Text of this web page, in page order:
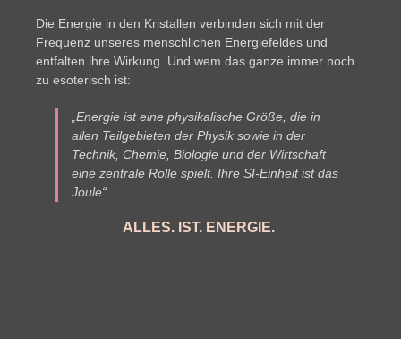
Die Energie in den Kristallen verbinden sich mit der
Frequenz unseres menschlichen Energiefeldes und
entfalten ihre Wirkung. Und wem das ganze immer noch
zu esoterisch ist:
„Energie ist eine physikalische Größe, die in
allen Teilgebieten der Physik sowie in der
Technik, Chemie, Biologie und der Wirtschaft
eine zentrale Rolle spielt. Ihre SI-Einheit ist das
Joule“
ALLES. IST. ENERGIE.